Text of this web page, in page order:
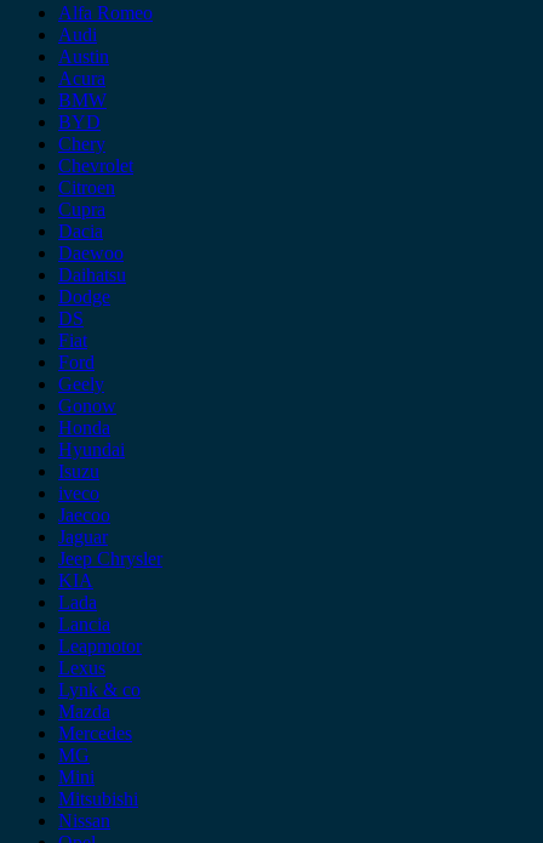
Alfa Romeo
Audi
Austin
Acura
BMW
BYD
Chery
Chevrolet
Citroen
Cupra
Dacia
Daewoo
Daihatsu
Dodge
DS
Fiat
Ford
Geely
Gonow
Honda
Hyundai
Isuzu
iveco
Jaecoo
Jaguar
Jeep Chrysler
KIA
Lada
Lancia
Leapmotor
Lexus
Lynk & co
Mazda
Mercedes
MG
Mini
Mitsubishi
Nissan